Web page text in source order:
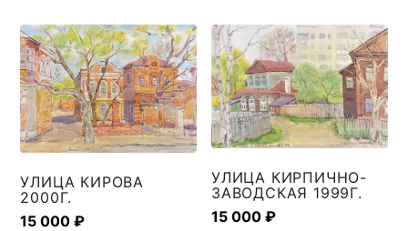
УЛИЦА КИРОВА
2000Г.
15 000₽
УЛИЦА КИРПИЧНО-
ЗАВОДСКАЯ 1999Г.
15 000₽